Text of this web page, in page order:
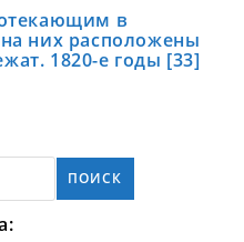
в
них расположены
1820-е годы [33]
ПОИСК